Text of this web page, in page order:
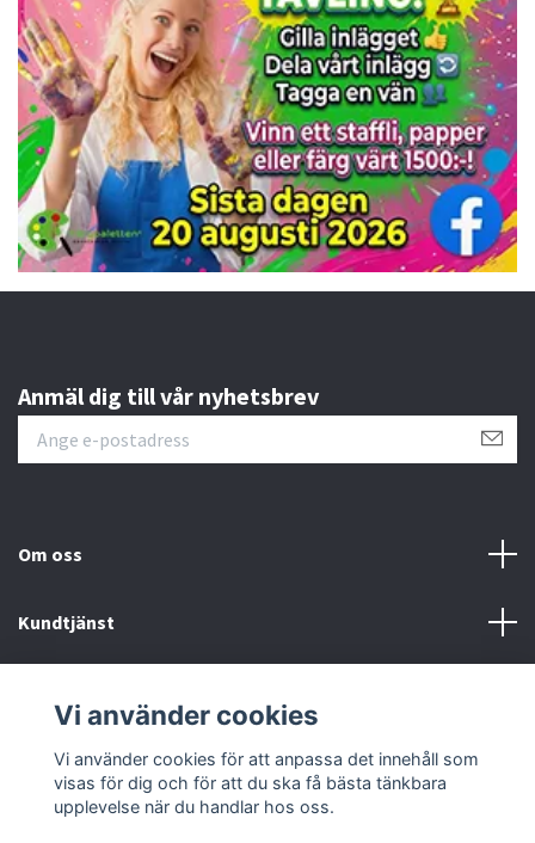
Anmäl dig till vår nyhetsbrev
Om oss
Kundtjänst
Sociala medier
Vi använder cookies
Vi använder cookies för att anpassa det innehåll som
visas för dig och för att du ska få bästa tänkbara
upplevelse när du handlar hos oss.